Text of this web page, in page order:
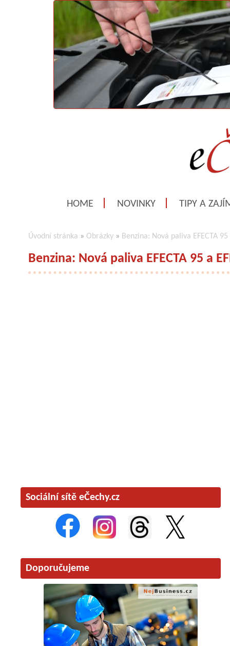
HOME NOVINKY TIPY A
Úvodní stránka » Obrázky » Benzina: Nová paliva EFECTA 95
Benzina: Nová paliva EFECTA 95 a
Sociální sítě eČechy.cz
Doporučujeme